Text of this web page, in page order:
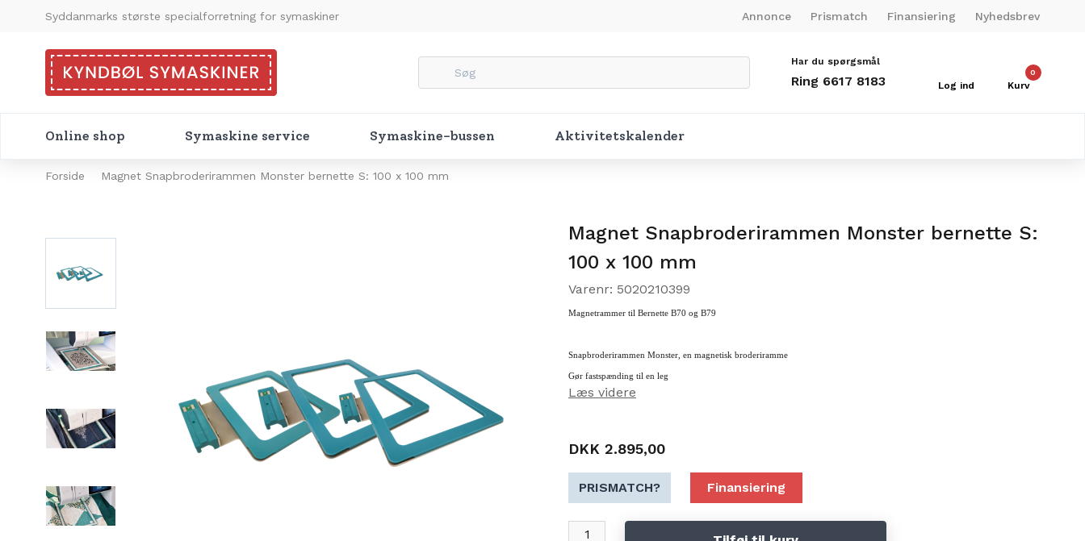
Syddanmarks største specialforretning for symaskiner Annonce Prismatch Finansiering Nyhedsbrev
Har du spørgsmål
Ring 6617 8183 Log ind
0
Kurv
Online shop Symaskine service Symaskine-bussen Aktivitetskalender
Forside Magnet Snapbroderirammen Monster bernette S: 100 x 100 mm
Magnet Snapbroderirammen Monster bernette S:
100 x 100 mm
Varenr: 5020210399
Magnetrammer til Bernette B70 og B79
Snapbroderirammen Monster, en magnetisk broderiramme
Gør fastspænding til en leg
Læs videre
DKK 2.895,00
PRISMATCH? Finansiering